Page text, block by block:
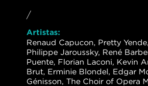
/
Artistas:
Renaud Capucon, Pretty
Philippe Jaroussky, René
Puente, Florian Laconi, Kevin
Brut, Erminie Blondel, Edgar
Génisson, The Choir of Opera